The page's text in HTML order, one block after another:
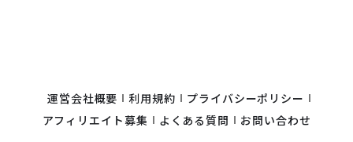
運営会社概要 利用規約
プライバシーポリシー
アフィリエイト募集
よくある質問 お問い合わせ